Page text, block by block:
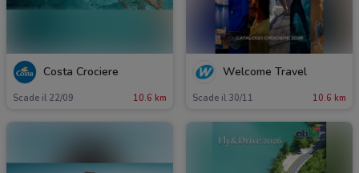
Costa Crociere
Scade il 22/09 10.6 km
Welcome Travel
Scade il 30/11 10.6 km